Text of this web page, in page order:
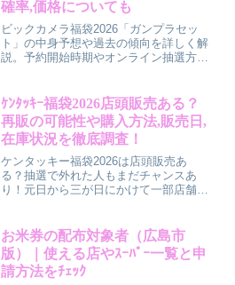
確率,価格についても
ビックカメラ福袋2026「ガンプラセッ
ト」の中身予想や過去の傾向を詳しく解
説。予約開始時期やオンライン抽選方
る価値あり！最新情報を早めにチェック
して、激戦必至の福袋をゲットする準備
を整えましょう。
ｹﾝﾀｯｷｰ福袋2026店頭販売ある？
再販の可能性や購入方法,販売日,
在庫状況を徹底調査！
ケンタッキー福袋2026は店頭販売あ
る？抽選で外れた人もまだチャンスあ
り！元日から三が日にかけて一部店舗で
で詳しく解説。抽選＋店頭再販のWチャ
ンスを逃さず福袋をゲットしよう！
お米券の配布対象者（広島市
版）｜使える店やｽｰﾊﾟｰ一覧と申
請方法をﾁｪｯｸ